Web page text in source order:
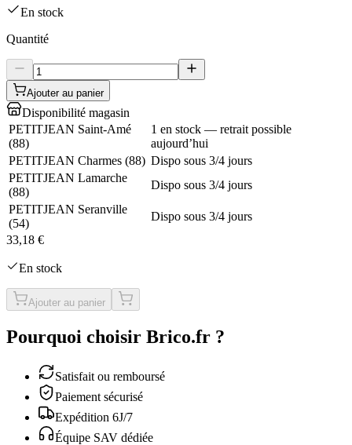
En stock
Quantité
Ajouter au panier
Disponibilité magasin
PETITJEAN Saint-Amé
(88)
1 en stock — retrait possible
aujourd’hui
PETITJEAN Charmes (88) Dispo sous 3/4 jours
PETITJEAN Lamarche
(88)
Dispo sous 3/4 jours
PETITJEAN Seranville
(54)
Dispo sous 3/4 jours
33,18 €
En stock
Ajouter au panier
Pourquoi choisir Brico.fr ?
Satisfait ou remboursé
Paiement sécurisé
Expédition 6J/7
Équipe SAV dédiée